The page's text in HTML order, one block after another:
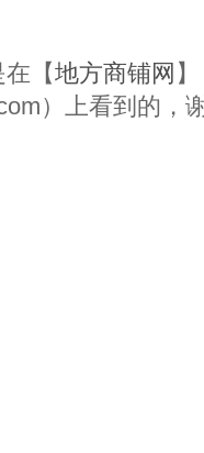
【地方商铺网 】
）上看到的，